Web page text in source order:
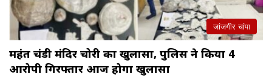
जांजगीर चांपा
महंत चंडी मंदिर चोरी का खुलासा, पुलिस ने किया 4
आरोपी गिरफ्तार आज होगा खुलासा